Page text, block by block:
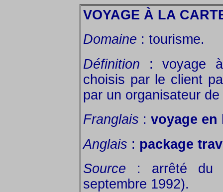
VOYAGE À LA
Domaine : tourisme.
Définition : voyage à
choisis par le client
par un organisateur
Franglais : voyage en
Anglais : package
Source : arrêté du
septembre 1992).